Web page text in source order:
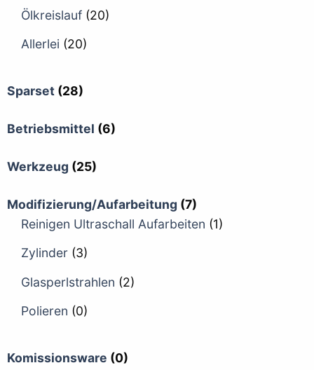
Ölkreislauf (20)
Allerlei (20)
Sparset (28)
Betriebsmittel (6)
Werkzeug (25)
Modifizierung/Aufarbeitung (7)
Reinigen Ultraschall Aufarbeiten (1)
Zylinder (3)
Glasperlstrahlen (2)
Polieren (0)
Komissionsware (0)